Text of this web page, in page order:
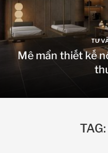
TƯ
Mê mẩn thiết kế
TAG: